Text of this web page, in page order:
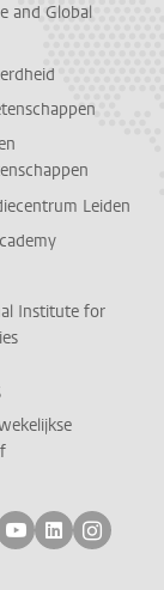
and Global
Leiden
Institute for
op bluesky
ons op
Volg ons op
Volg ons
Volg
op mastodon